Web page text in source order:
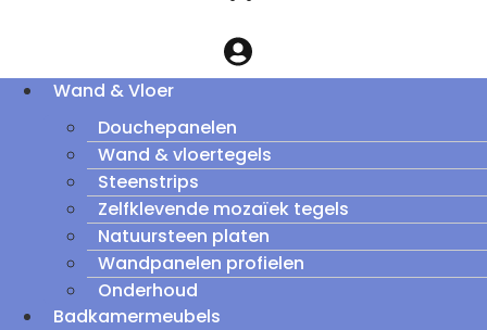
Wand & Vloer
Douchepanelen
Wand & vloertegels
Steenstrips
Zelfklevende mozaïek tegels
Natuursteen platen
Wandpanelen profielen
Onderhoud
Badkamermeubels